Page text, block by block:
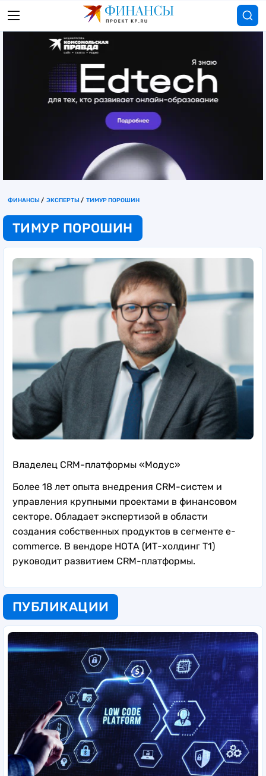
ФИНАНСЫ ЭКСПЕРТЫ ТИМУР ПОРОШИН
ТИМУР ПОРОШИН
Владелец CRM-платформы «Модус»
Более 18 лет опыта внедрения CRM-систем и
управления крупными проектами в финансовом
секторе. Обладает экспертизой в области
создания собственных продуктов в сегменте e-
commerce. В вендоре НОТА (ИТ-холдинг Т1)
руководит развитием CRM-платформы.
ПУБЛИКАЦИИ